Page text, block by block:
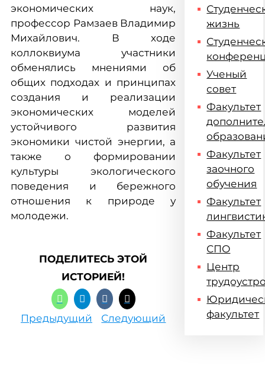
экономических наук,
профессор Рамзаев Владимир
Михайлович. В ходе
коллоквиума участники
обменялись мнениями об
общих подходах и принципах
создания и реализации
экономических моделей
устойчивого развития
экономики чистой энергии, а
также о формировании
культуры экологического
поведения и бережного
отношения к природе у
молодежи.
ПОДЕЛИТЕСЬ ЭТОЙ
ИСТОРИЕЙ!
Предыдущий Следующий
жизнь
Ученый
совет
Факультет
Факультет
заочного
обучения
Факультет
Факультет
СПО
Центр
факультет